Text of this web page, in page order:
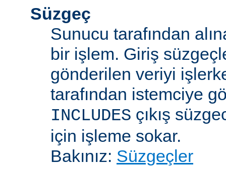
Süzgeç
Sunucu tarafından
bir işlem. Giriş
gönderilen veriyi
tarafından istemciye
INCLUDES çıkış
için işleme sokar.
Bakınız: Süzgeçler